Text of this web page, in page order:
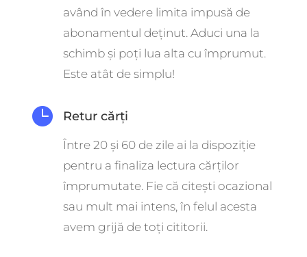
având în vedere limita impusă de
abonamentul deținut. Aduci una la
schimb și poți lua alta cu împrumut.
Este atât de simplu!
 Retur cărți
Între 20 și 60 de zile ai la dispoziție
pentru a finaliza lectura cărților
împrumutate. Fie că citești ocazional
sau mult mai intens, în felul acesta
avem grijă de toți cititorii.